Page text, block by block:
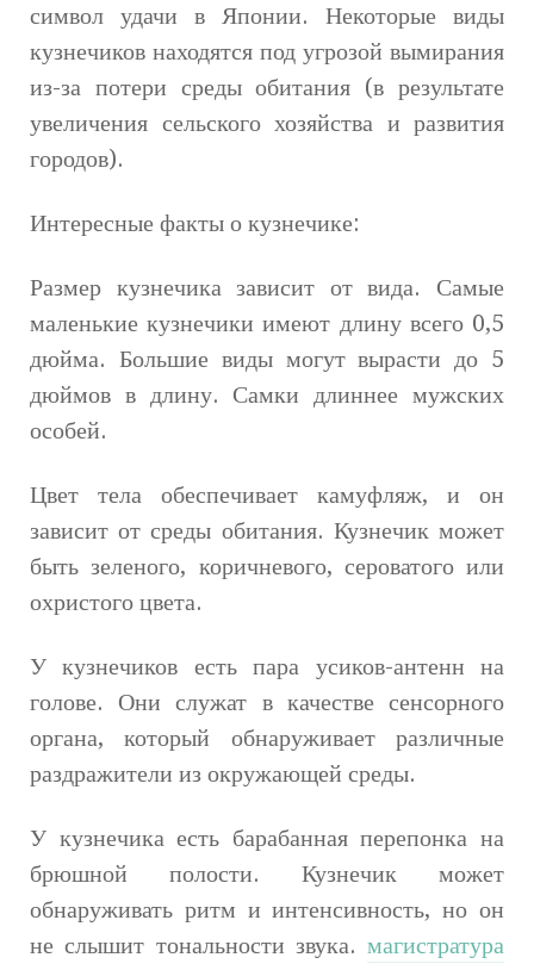
символ удачи в Японии. Некоторые виды
кузнечиков находятся под угрозой вымирания
из-за потери среды обитания (в результате
увеличения сельского хозяйства и развития
городов).
Интересные факты о кузнечике:
Размер кузнечика зависит от вида. Самые
маленькие кузнечики имеют длину всего 0,5
дюйма. Большие виды могут вырасти до 5
дюймов в длину. Самки длиннее мужских
особей.
Цвет тела обеспечивает камуфляж, и он
зависит от среды обитания. Кузнечик может
быть зеленого, коричневого, сероватого или
охристого цвета.
У кузнечиков есть пара усиков-антенн на
голове. Они служат в качестве сенсорного
органа, который обнаруживает различные
раздражители из окружающей среды.
У кузнечика есть барабанная перепонка на
брюшной полости. Кузнечик может
обнаруживать ритм и интенсивность, но он
не слышит тональности звука. магистратура